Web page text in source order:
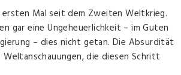
Mal seit dem Zweiten Weltkrieg.
gar eine Ungeheuerlichkeit – im Guten
– dies nicht getan. Die Absurdität
die diesen Schritt